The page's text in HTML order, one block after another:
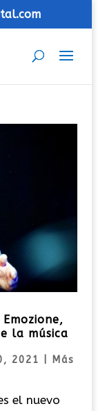
la música
2021
Más
el nuevo